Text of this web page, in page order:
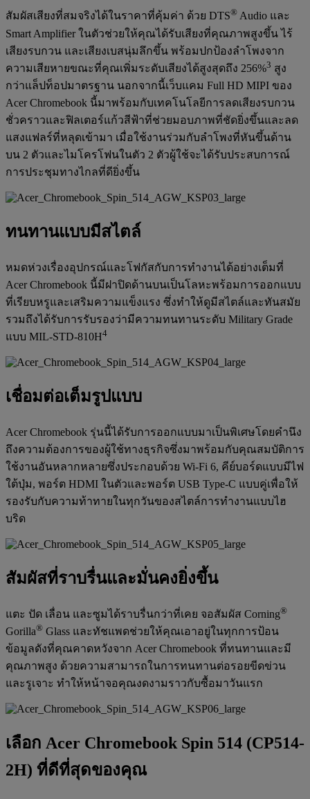
สัมผัสเสียงที่สมจริงได้ในราคาที่คุ้มค่า ด้วย DTS® Audio และ
Smart Amplifier ในตัวช่วยให้คุณได้รับเสียงที่คุณภาพสูงขึ้น ไร้
เสียงรบกวน และเสียงเบสนุ่มลึกขึ้น พร้อมปกป้องลำโพงจาก
ความเสียหายขณะที่คุณเพิ่มระดับเสียงได้สูงสุดถึง 256%3 สูง
กว่าแล็ปท็อปมาตรฐาน นอกจากนี้เว็บแคม Full HD MIPI ของ
Acer Chromebook นี้มาพร้อมกับเทคโนโลยีการลดเสียงรบกวน
ชั่วคราวและฟิลเตอร์แก้วสีฟ้าที่ช่วยมอบภาพที่ชัดยิ่งขึ้นและลด
แสงแฟลร์ที่หลุดเข้ามา เมื่อใช้งานร่วมกับลำโพงที่หันขึ้นด้าน
บน 2 ตัวและไมโครโฟนในตัว 2 ตัวผู้ใช้จะได้รับประสบการณ์
การประชุมทางไกลที่ดียิ่งขึ้น
ทนทานแบบมีสไตล์
หมดห่วงเรื่องอุปกรณ์และโฟกัสกับการทำงานได้อย่างเต็มที่
Acer Chromebook นี้มีฝาปิดด้านบนเป็นโลหะพร้อมการออกแบบ
ที่เรียบหรูและเสริมความแข็งแรง ซึ่งทำให้ดูมีสไตล์และทันสมัย
รวมถึงได้รับการรับรองว่ามีความทนทานระดับ Military Grade
แบบ MIL-STD-810H4
เชื่อมต่อเต็มรูปแบบ
Acer Chromebook รุ่นนี้ได้รับการออกแบบมาเป็นพิเศษโดยคำนึง
ถึงความต้องการของผู้ใช้ทางธุรกิจซึ่งมาพร้อมกับคุณสมบัติการ
ใช้งานอันหลากหลายซึ่งประกอบด้วย Wi-Fi 6, คีย์บอร์ดแบบมีไฟ
ใต้ปุ่ม, พอร์ต HDMI ในตัวและพอร์ต USB Type-C แบบคู่เพื่อให้
รองรับกับความท้าทายในทุกวันของสไตล์การทำงานแบบไฮ
บริด
สัมผัสที่ราบรื่นและมั่นคงยิ่งขึ้น
แตะ ปัด เลื่อน และซูมได้ราบรื่นกว่าที่เคย จอสัมผัส Corning®
Gorilla® Glass และทัชแพดช่วยให้คุณเอาอยู่ในทุกการป้อน
ข้อมูลดังที่คุณคาดหวังจาก Acer Chromebook ที่ทนทานและมี
คุณภาพสูง ด้วยความสามารถในการทนทานต่อรอยขีดข่วน
และรูเจาะ ทำให้หน้าจอคุณงดงามราวกับซื้อมาวันแรก
เลือก Acer Chromebook Spin 514 (CP514-
2H) ที่ดีที่สุดของคุณ